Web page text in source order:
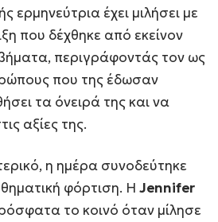
ερμηνεύτρια έχει μιλήσει με
που δέχθηκε από εκείνον
περιγράφοντάς τον ως
που της έδωσαν
τα όνειρά της και να
αξίες της.
η ημέρα συνοδεύτηκε
φόρτιση. Η Jennifer
το κοινό όταν μίλησε